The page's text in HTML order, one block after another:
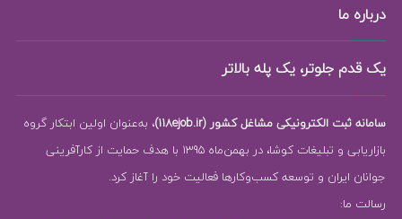
درباره ما
یک قدم جلوتر، یک پله بالاتر
سامانه ثبت الکترونیکی مشاغل کشور (118ejob.ir)
، به‌عنوان اولین ابتکار گروه
بازاریابی و تبلیغات کوشا، در بهمن‌ماه 1395 با هدف حمایت از کارآفرینی
جوانان ایران و توسعه کسب‌وکارها فعالیت خود را آغاز کرد.
رسالت ما: